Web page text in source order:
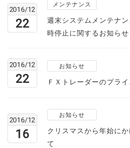
2016/12
22
メンテナンス
週末システムメンテナ
時停止に関するお知らせ
2016/12
22
お知らせ
ＦＸトレーダーのプラ
2016/12
16
お知らせ
クリスマスから年始に
て